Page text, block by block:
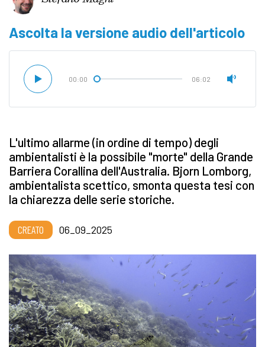
Ascolta la versione audio dell'articolo
00:00 06:02
L'ultimo allarme (in ordine di tempo) degli
ambientalisti è la possibile "morte" della Grande
Barriera Corallina dell'Australia. Bjorn Lomborg,
ambientalista scettico, smonta questa tesi con
la chiarezza delle serie storiche.
CREATO 06_09_2025